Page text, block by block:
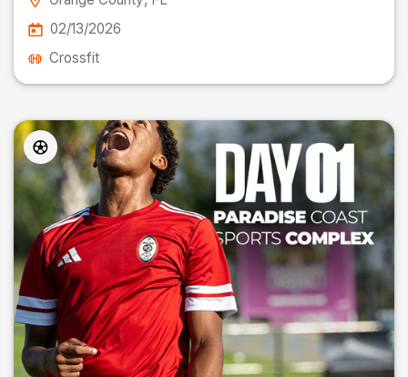
02/13/2026
Crossfit